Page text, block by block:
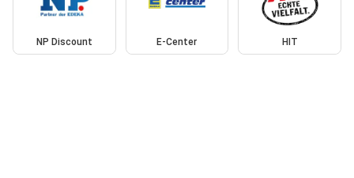
NP Discount E-Center HIT